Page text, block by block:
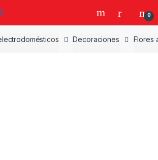
0
Decoraciones Flores